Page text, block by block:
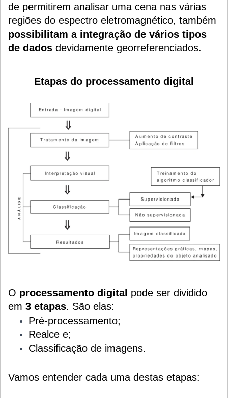
de permitirem analisar uma cena nas várias
regiões do espectro eletromagnético, também
possibilitam a integração de vários tipos
de dados devidamente georreferenciados.
Etapas do processamento digital
O processamento digital pode ser dividido
em 3 etapas. São elas:
Pré-processamento;
Realce e;
Classificação de imagens.
Vamos entender cada uma destas etapas: